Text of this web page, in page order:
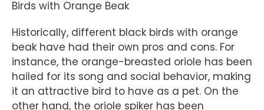
Birds with Orange Beak
Historically, different black birds with orange
beak have had their own pros and cons. For
instance, the orange-breasted oriole has been
hailed for its song and social behavior, making
it an attractive bird to have as a pet. On the
other hand, the oriole spiker has been